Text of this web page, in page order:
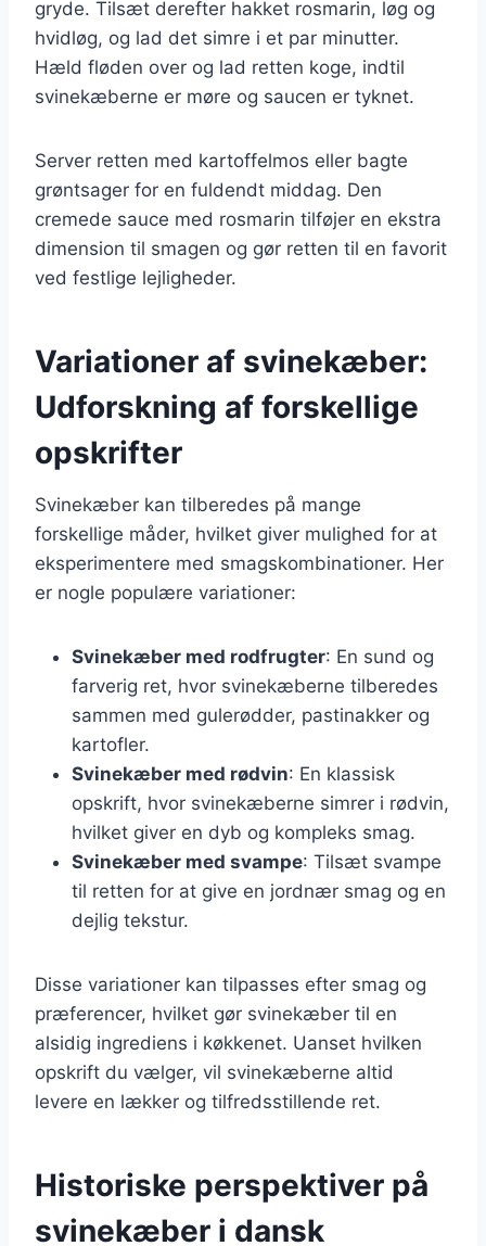
gryde. Tilsæt derefter hakket rosmarin, løg og
hvidløg, og lad det simre i et par minutter.
Hæld fløden over og lad retten koge, indtil
svinekæberne er møre og saucen er tyknet.
Server retten med kartoffelmos eller bagte
grøntsager for en fuldendt middag. Den
cremede sauce med rosmarin tilføjer en ekstra
dimension til smagen og gør retten til en favorit
ved festlige lejligheder.
Variationer af svinekæber:
Udforskning af forskellige
opskrifter
Svinekæber kan tilberedes på mange
forskellige måder, hvilket giver mulighed for at
eksperimentere med smagskombinationer. Her
er nogle populære variationer:
Svinekæber med rodfrugter: En sund og
farverig ret, hvor svinekæberne tilberedes
sammen med gulerødder, pastinakker og
kartofler.
Svinekæber med rødvin: En klassisk
opskrift, hvor svinekæberne simrer i rødvin,
hvilket giver en dyb og kompleks smag.
Svinekæber med svampe: Tilsæt svampe
til retten for at give en jordnær smag og en
dejlig tekstur.
Disse variationer kan tilpasses efter smag og
præferencer, hvilket gør svinekæber til en
alsidig ingrediens i køkkenet. Uanset hvilken
opskrift du vælger, vil svinekæberne altid
levere en lækker og tilfredsstillende ret.
Historiske perspektiver på
svinekæber i dansk